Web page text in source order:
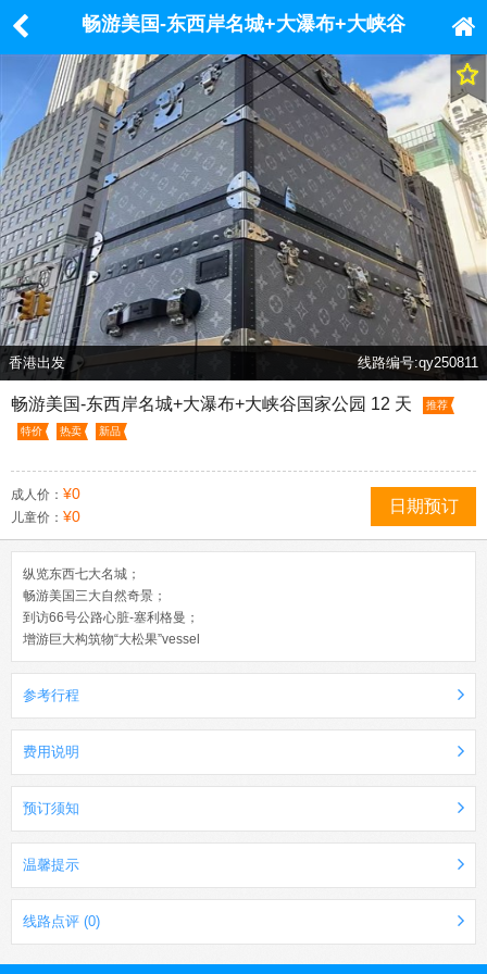
畅游美国-东西岸名城+大瀑布+大峡谷
国家公园 12 天
香港出发 线路编号:qy250811
畅游美国-东西岸名城+大瀑布+大峡谷国家公园 12 天 推荐
特价 热卖 新品
成人价： ¥0
儿童价： ¥0
日期预订
纵览东西七大名城；
畅游美国三大自然奇景；
到访66号公路心脏-塞利格曼；
增游巨大构筑物“大松果”vessel
参考行程
费用说明
预订须知
温馨提示
线路点评 (0)